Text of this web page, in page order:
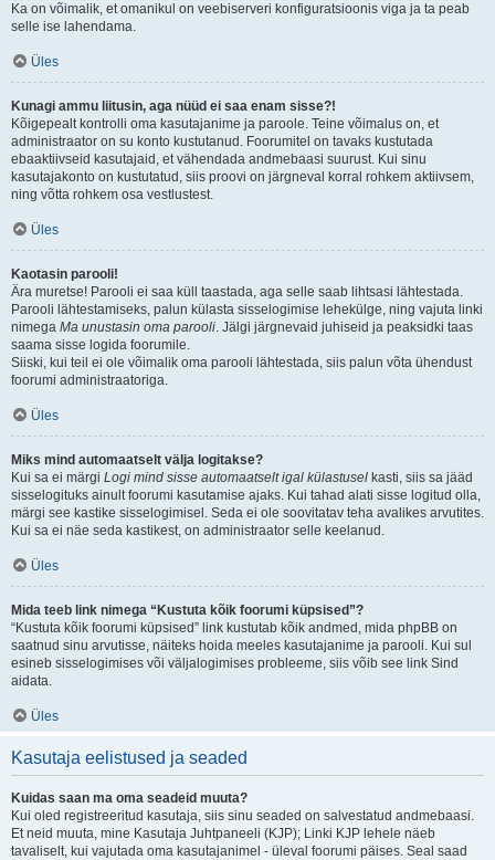
Ka on võimalik, et omanikul on veebiserveri konfiguratsioonis viga ja ta peab
selle ise lahendama.
Üles
Kunagi ammu liitusin, aga nüüd ei saa enam sisse?!
Kõigepealt kontrolli oma kasutajanime ja paroole. Teine võimalus on, et
administraator on su konto kustutanud. Foorumitel on tavaks kustutada
ebaaktiivseid kasutajaid, et vähendada andmebaasi suurust. Kui sinu
kasutajakonto on kustutatud, siis proovi on järgneval korral rohkem aktiivsem,
ning võtta rohkem osa vestlustest.
Üles
Kaotasin parooli!
Ära muretse! Parooli ei saa küll taastada, aga selle saab lihtsasi lähtestada.
Parooli lähtestamiseks, palun külasta sisselogimise lehekülge, ning vajuta linki
nimega Ma unustasin oma parooli. Jälgi järgnevaid juhiseid ja peaksidki taas
saama sisse logida foorumile.
Siiski, kui teil ei ole võimalik oma parooli lähtestada, siis palun võta ühendust
foorumi administraatoriga.
Üles
Miks mind automaatselt välja logitakse?
Kui sa ei märgi Logi mind sisse automaatselt igal külastusel kasti, siis sa jääd
sisselogituks ainult foorumi kasutamise ajaks. Kui tahad alati sisse logitud olla,
märgi see kastike sisselogimisel. Seda ei ole soovitatav teha avalikes arvutites.
Kui sa ei näe seda kastikest, on administraator selle keelanud.
Üles
Mida teeb link nimega “Kustuta kõik foorumi küpsised”?
“Kustuta kõik foorumi küpsised” link kustutab kõik andmed, mida phpBB on
saatnud sinu arvutisse, näiteks hoida meeles kasutajanime ja parooli. Kui sul
esineb sisselogimises või väljalogimises probleeme, siis võib see link Sind
aidata.
Üles
Kasutaja eelistused ja seaded
Kuidas saan ma oma seadeid muuta?
Kui oled registreeritud kasutaja, siis sinu seaded on salvestatud andmebaasi.
Et neid muuta, mine Kasutaja Juhtpaneeli (KJP); Linki KJP lehele näeb
tavaliselt, kui vajutada oma kasutajanimel - üleval foorumi päises. Seal saad